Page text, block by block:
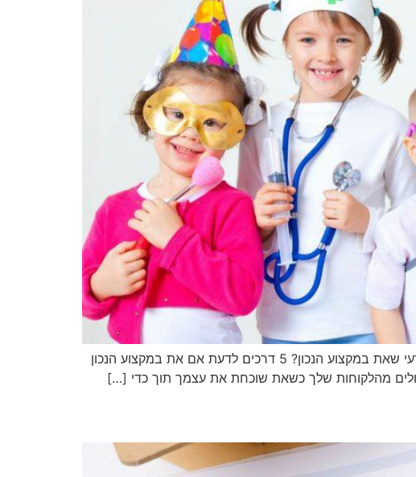
5 דרכים לדעת שאת במקצוע הנכון (ומה לעשות אם זה לא המצב) חושבת על לשנות מקצוע? קודם כל, איך תדעי שאת במקצוע הנכון? 5 דרכים לדעת אם את במקצוע הנכון
מהלקוחות שלך כשאת שוכחת את עצמך תוך כדי […]